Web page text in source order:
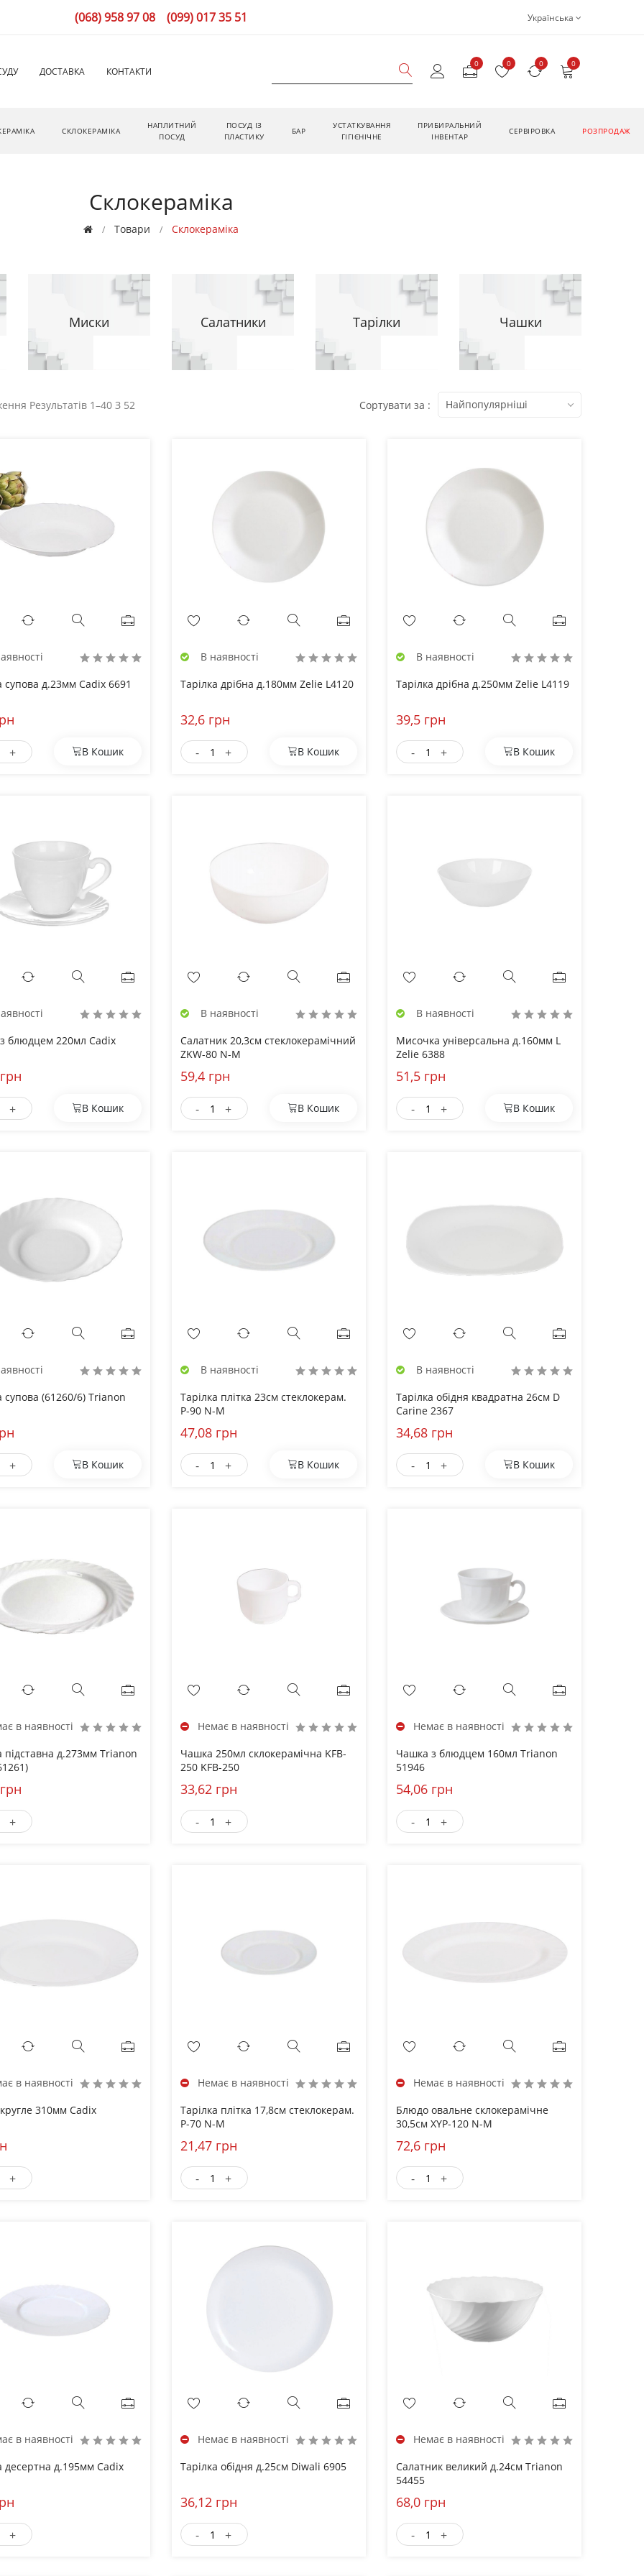
(068) 958 97 08 (099) 017 35 51 Українська
ДОСТАВКА КОНТАКТИ
0 0 0 0
СКЛОКЕРАМІКА
НАПЛИТНИЙ
ПОСУД
ПОСУД ІЗ
ПЛАСТИКУ
БАР
УСТАТКУВАННЯ
ГІГІЄНІЧНЕ
ПРИБИРАЛЬНИЙ
ІНВЕНТАР
CЕРВІРОВКА РОЗПРОДАЖ
Склокераміка
Товари Склокераміка
Миски Салатники Тарілки Чашки
Результатів 1–40 З 52 Сортувати за : Найпопулярніші
супова д.23мм Cadix 6691
+ В Кошик
В наявності
Тарілка дрібна д.180мм Zelie L4120
32,6 грн
- + В Кошик
В наявності
Тарілка дрібна д.250мм Zelie L4119
39,5 грн
- + В Кошик
блюдцем 220мл Cadix
+ В Кошик
В наявності
Салатник 20,3см стеклокерамічний
ZKW-80 N-M
59,4 грн
- + В Кошик
В наявності
Мисочка універсальна д.160мм L
Zelie 6388
51,5 грн
- + В Кошик
супова (61260/6) Trianon
+ В Кошик
В наявності
Тарілка плітка 23см стеклокерам.
Р-90 N-M
47,08 грн
- + В Кошик
В наявності
Тарілка обідня квадратна 26см D
Carine 2367
34,68 грн
- + В Кошик
в наявності
підставна д.273мм Trianon
+
Немає в наявності
Чашка 250мл склокерамічна KFB-
250 KFВ-250
33,62 грн
- +
Немає в наявності
Чашка з блюдцем 160мл Trianon
51946
54,06 грн
- +
в наявності
310мм Cadix
+
Немає в наявності
Тарілка плітка 17,8см стеклокерам.
Р-70 N-M
21,47 грн
- +
Немає в наявності
Блюдо овальне склокерамічне
30,5см XYР-120 N-M
72,6 грн
- +
в наявності
десертна д.195мм Cadix
+
Немає в наявності
Тарілка обідня д.25см Diwali 6905
36,12 грн
- +
Немає в наявності
Салатник великий д.24см Trianon
54455
68,0 грн
- +